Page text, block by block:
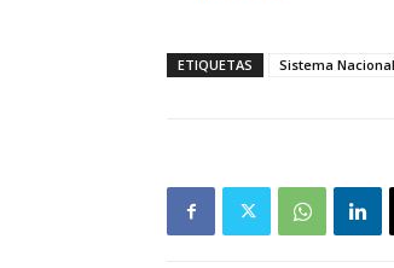
ETIQUETAS Sistema